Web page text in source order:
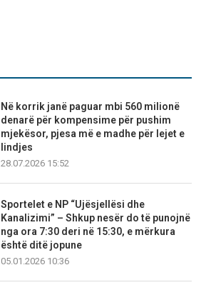
Në korrik janë paguar mbi 560 milionë
denarë për kompensime për pushim
mjekësor, pjesa më e madhe për lejet e
lindjes
28.07.2026 15:52
Sportelet e NP “Ujësjellësi dhe
Kanalizimi” – Shkup nesër do të punojnë
nga ora 7:30 deri në 15:30, e mërkura
është ditë jopune
05.01.2026 10:36